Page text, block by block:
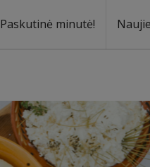
Paskutinė minutė!